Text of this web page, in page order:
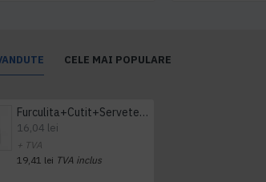
CELE MAI POPULARE
Furculita+Cutit+Servetel 100buc/set
16,04 lei
+ TVA
19,41 lei TVA inclus